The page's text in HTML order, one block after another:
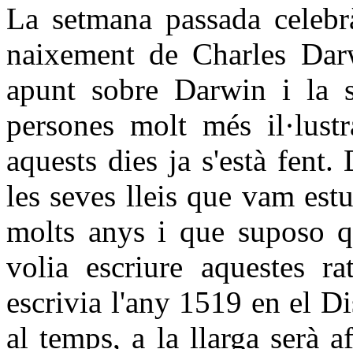
La setmana passada
naixement de Charles
apunt sobre Darwin i la
persones molt més
aquests dies ja s'està
les seves lleis que vam
molts anys i que suposo
volia escriure aquestes
escrivia l'any 1519 en el
al temps, a la llarga serà